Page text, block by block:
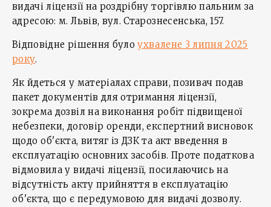
видачі ліцензії на роздрібну торгівлю пальним за
адресою: м. Львів, вул. Старознесенська, 157.
Відповідне рішення булоухвалене 3 липня 2025
року.
Як йдеться у матеріалах справи, позивач подав
пакет документів для отримання ліцензії,
зокрема дозвіл на виконання робіт підвищеної
небезпеки, договір оренди, експертний висновок
щодо об'єкта, витяг із ДЗК та акт введення в
експлуатацію основних засобів. Проте податкова
відмовила у видачі ліцензії, посилаючись на
відсутність акту прийняття в експлуатацію
об'єкта, що є передумовою для видачі дозволу.